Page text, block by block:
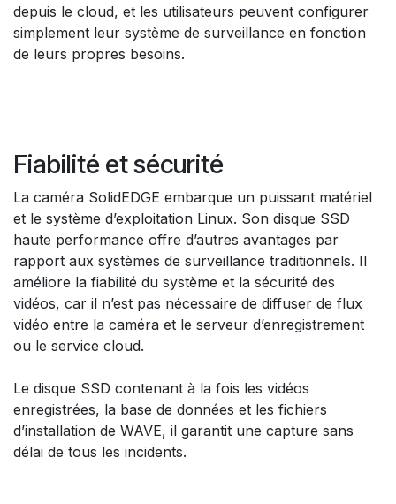
depuis le cloud, et les utilisateurs peuvent configurer
simplement leur système de surveillance en fonction
de leurs propres besoins.
Fiabilité et sécurité
La caméra SolidEDGE embarque un puissant matériel
et le système d’exploitation Linux. Son disque SSD
haute performance offre d’autres avantages par
rapport aux systèmes de surveillance traditionnels. Il
améliore la fiabilité du système et la sécurité des
vidéos, car il n’est pas nécessaire de diffuser de flux
vidéo entre la caméra et le serveur d’enregistrement
ou le service cloud.
Le disque SSD contenant à la fois les vidéos
enregistrées, la base de données et les fichiers
d’installation de WAVE, il garantit une capture sans
délai de tous les incidents.